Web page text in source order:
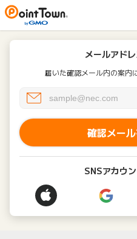
メールアド
届いた確認メール内の案内
確認メー
SNSアカウ